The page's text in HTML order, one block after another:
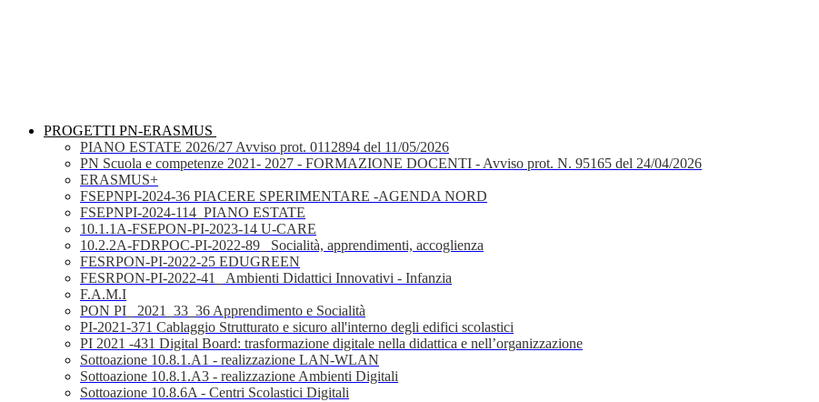
PROGETTI PN-ERASMUS
PIANO ESTATE 2026/27 Avviso prot. 0112894 del 11/05/2026
PN Scuola e competenze 2021- 2027 - FORMAZIONE DOCENTI - Avviso prot. N. 95165 del 24/04/2026
ERASMUS+
FSEPNPI-2024-36 PIACERE SPERIMENTARE -AGENDA NORD
FSEPNPI-2024-114_PIANO ESTATE
10.1.1A-FSEPON-PI-2023-14 U-CARE
10.2.2A-FDRPOC-PI-2022-89_ Socialità, apprendimenti, accoglienza
FESRPON-PI-2022-25 EDUGREEN
FESRPON-PI-2022-41_ Ambienti Didattici Innovativi - Infanzia
F.A.M.I
PON PI_ 2021_33_36 Apprendimento e Socialità
PI-2021-371 Cablaggio Strutturato e sicuro all'interno degli edifici scolastici
PI 2021 -431 Digital Board: trasformazione digitale nella didattica e nell’organizzazione
Sottoazione 10.8.1.A1 - realizzazione LAN-WLAN
Sottoazione 10.8.1.A3 - realizzazione Ambienti Digitali
Sottoazione 10.8.6A - Centri Scolastici Digitali